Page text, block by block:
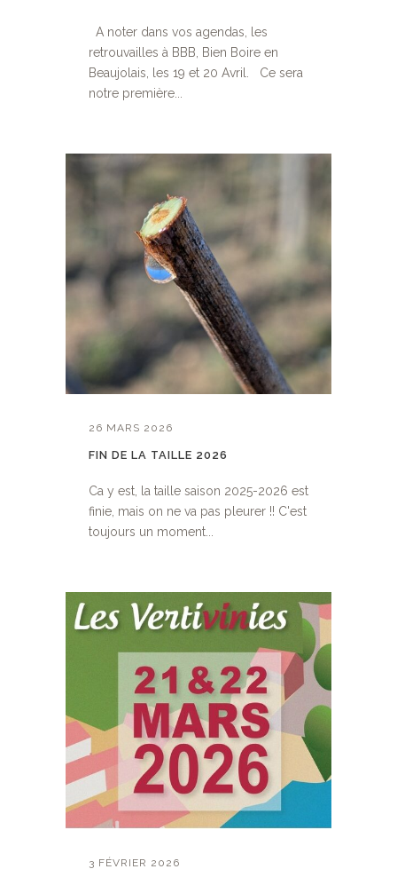
A noter dans vos agendas, les
retrouvailles à BBB, Bien Boire en
Beaujolais, les 19 et 20 Avril. Ce sera
notre première...
26 MARS 2026
FIN DE LA TAILLE 2026
Ca y est, la taille saison 2025-2026 est
finie, mais on ne va pas pleurer !! C'est
toujours un moment...
3 FÉVRIER 2026